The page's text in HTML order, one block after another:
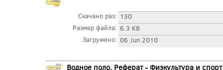
Скачано раз: 130
Размер файла: 6.3 KB
Загружено: 06 Jun 2010
Водное поло. Реферат - Физкультура и спорт